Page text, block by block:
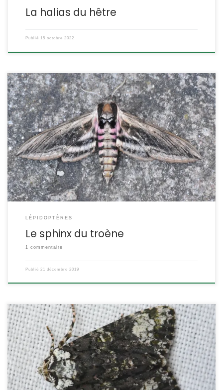
La halias du hêtre
Publié 15 octobre 2022
Les sphingidés sont parmi les plus spectaculaires des papillons
nocturnes. Le sphinx du troène en est une belle illustration avec
ses tonalités grises, brunes et rosées. Sa chenille également est
particulièrement remarquable. Sphinx ligustri Linnaeus,1758
POSITION SYSTÉMATIQUE : Insecte, Hétérocère, Famille des
Sphingidae ETYMOLOGIE : Le nom de genre, Sphinx, et celui de la
[…]
LÉPIDOPTÈRES
Le sphinx du troène
1 commentaire
Publié 21 décembre 2019
Cette noctuelle est assez facile à identifier grâce aux motifs du
thorax et des ailes antérieures. Sa chenille est polyphage, ce qui
explique qu’elle soit assez commune. Elle est attirée par la
lumière et vient couramment aux pièges lumineux. Craniophora
ligustri Denis & Schiffermüller,1775 La troënière POSITION